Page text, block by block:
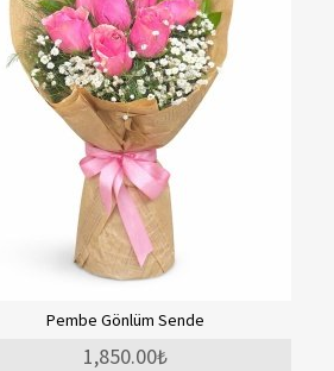
Pembe Gönlüm Sende
1,850.00₺